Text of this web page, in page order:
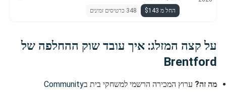
החל מ $143
348 כרטיסים זמינים
על קצה המזלג: איך עובד שוק ההחלפה של
Brentford
מה זה? ערוץ המכירה הרשמי למשחקי בית בCommunity